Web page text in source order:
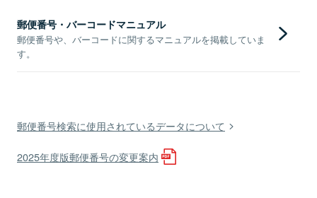
郵便番号・バーコードマニュアル
郵便番号や、バーコードに関するマニュアルを掲載していま
す。
郵便番号検索に使用されているデータについて
2025年度版郵便番号の変更案内